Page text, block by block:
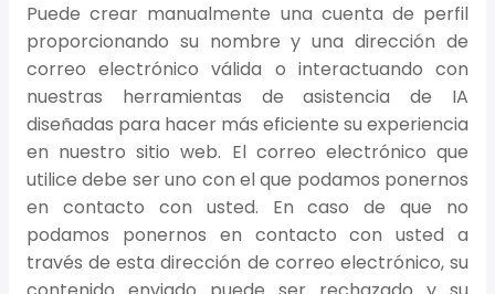
Puede crear manualmente una cuenta de perfil
proporcionando su nombre y una dirección de
correo electrónico válida o interactuando con
nuestras herramientas de asistencia de IA
diseñadas para hacer más eficiente su experiencia
en nuestro sitio web. El correo electrónico que
utilice debe ser uno con el que podamos ponernos
en contacto con usted. En caso de que no
podamos ponernos en contacto con usted a
través de esta dirección de correo electrónico, su